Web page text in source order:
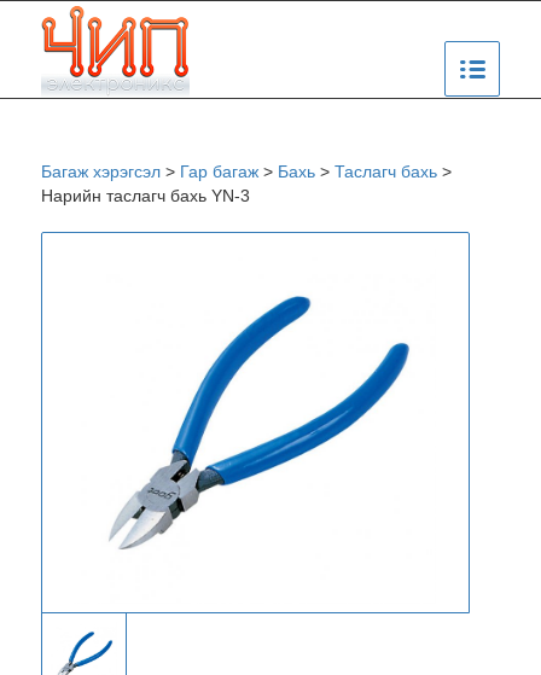
Багаж хэрэгсэл> Гар багаж> Бахь> Таслагч бахь>
Нарийн таслагч бахь YN-3